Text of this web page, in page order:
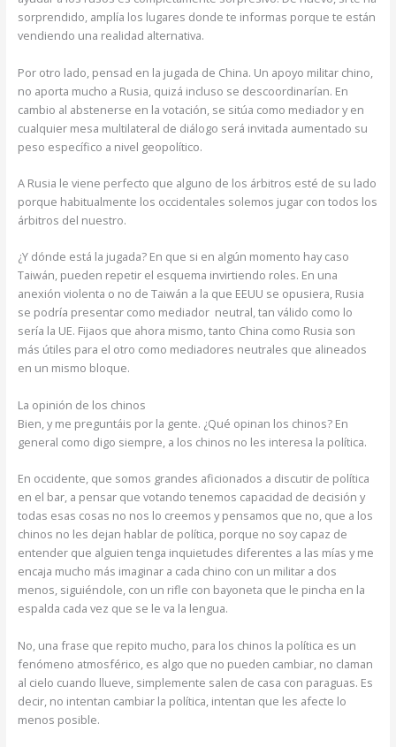
sorprendido, amplía los lugares donde te informas porque te están
vendiendo una realidad alternativa.
Por otro lado, pensad en la jugada de China. Un apoyo militar chino,
no aporta mucho a Rusia, quizá incluso se descoordinarían. En
cambio al abstenerse en la votación, se sitúa como mediador y en
cualquier mesa multilateral de diálogo será invitada aumentado su
peso específico a nivel geopolítico.
A Rusia le viene perfecto que alguno de los árbitros esté de su lado
porque habitualmente los occidentales solemos jugar con todos los
árbitros del nuestro.
¿Y dónde está la jugada? En que si en algún momento hay caso
Taiwán, pueden repetir el esquema invirtiendo roles. En una
anexión violenta o no de Taiwán a la que EEUU se opusiera, Rusia
se podría presentar como mediador neutral, tan válido como lo
sería la UE. Fijaos que ahora mismo, tanto China como Rusia son
más útiles para el otro como mediadores neutrales que alineados
en un mismo bloque.
La opinión de los chinos
Bien, y me preguntáis por la gente. ¿Qué opinan los chinos? En
general como digo siempre, a los chinos no les interesa la política.
En occidente, que somos grandes aficionados a discutir de política
en el bar, a pensar que votando tenemos capacidad de decisión y
todas esas cosas no nos lo creemos y pensamos que no, que a los
chinos no les dejan hablar de política, porque no soy capaz de
entender que alguien tenga inquietudes diferentes a las mías y me
encaja mucho más imaginar a cada chino con un militar a dos
menos, siguiéndole, con un rifle con bayoneta que le pincha en la
espalda cada vez que se le va la lengua.
No, una frase que repito mucho, para los chinos la política es un
fenómeno atmosférico, es algo que no pueden cambiar, no claman
al cielo cuando llueve, simplemente salen de casa con paraguas. Es
decir, no intentan cambiar la política, intentan que les afecte lo
menos posible.